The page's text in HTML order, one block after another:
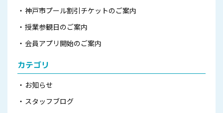
神戸市プール割引チケットのご案内
授業参観日のご案内
会員アプリ開始のご案内
カテゴリ
お知らせ
スタッフブログ